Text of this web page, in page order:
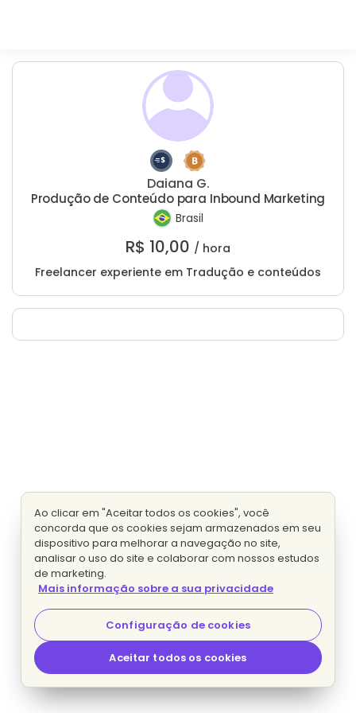
Daiana G.
Produção de Conteúdo para Inbound Marketing
Brasil
R$ 10,00 / hora
Freelancer experiente em Tradução e conteúdos
Ao clicar em "Aceitar todos os cookies", você
concorda que os cookies sejam armazenados em seu
dispositivo para melhorar a navegação no site,
analisar o uso do site e colaborar com nossos estudos
de marketing.
Mais informação sobre a sua privacidade
Configuração de cookies
Aceitar todos os cookies